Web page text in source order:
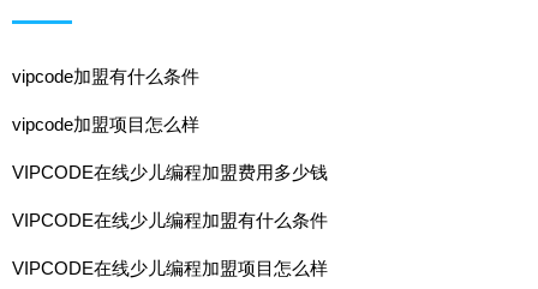
vipcode加盟有什么条件
vipcode加盟项目怎么样
VIPCODE在线少儿编程加盟费用多少钱
VIPCODE在线少儿编程加盟有什么条件
VIPCODE在线少儿编程加盟项目怎么样